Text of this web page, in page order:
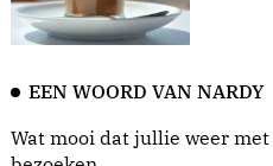
EEN WOORD VAN NARDY
Wat mooi dat jullie weer